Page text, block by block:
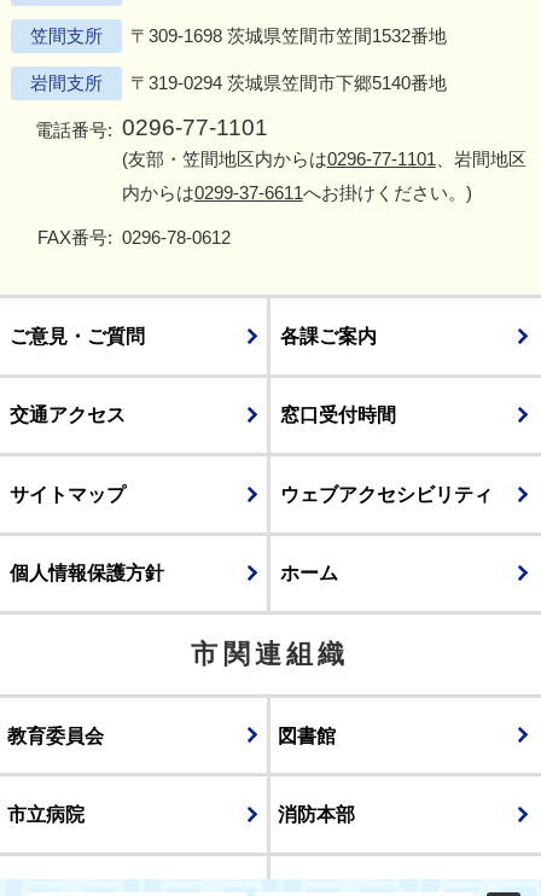
笠間支所 〒309-1698 茨城県笠間市笠間1532番地
岩間支所 〒319-0294 茨城県笠間市下郷5140番地
電話番号: 0296-77-1101
(友部・笠間地区内からは0296-77-1101 、岩間地区
内からは0299-37-6611へお掛けください。)
FAX番号: 0296-78-0612
ご意見・ご質問 各課ご案内
交通アクセス 窓口受付時間
サイトマップ ウェブアクセシビリティ
個人情報保護方針 ホーム
市関連組織
教育委員会 図書館
市立病院 消防本部